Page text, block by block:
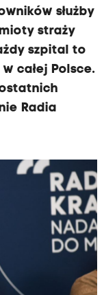
służby
straży
szpital to
całej Polsce.
Radia